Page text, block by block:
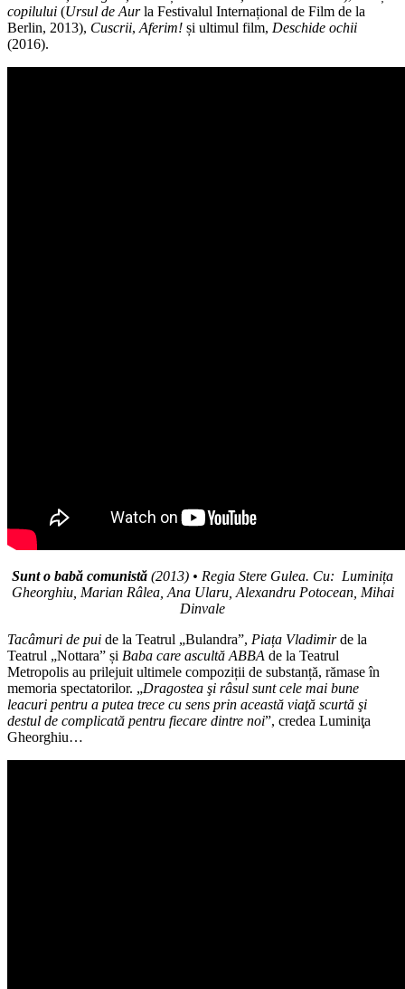
copilului (Ursul de Aurla Festivalul Internațional de Film de la
Berlin, 2013), Cuscrii, Aferim! și ultimul film, Deschide ochii
(2016).
Sunt o babă comunistă (2013) • Regia Stere Gulea. Cu: Luminița
Gheorghiu, Marian Râlea, Ana Ularu, Alexandru Potocean, Mihai
Dinvale
Tacâmuri de pui de la Teatrul „Bulandra”, Piața Vladimirde la
Teatrul „Nottara” și Baba care ascultă ABBA de la Teatrul
Metropolis au prilejuit ultimele compoziții de substanță, rămase în
memoria spectatorilor. „Dragostea şi râsul sunt cele mai bune
leacuri pentru a putea trece cu sens prin această viaţă scurtă şi
destul de complicată pentru fiecare dintre noi”, credea Luminiţa
Gheorghiu…